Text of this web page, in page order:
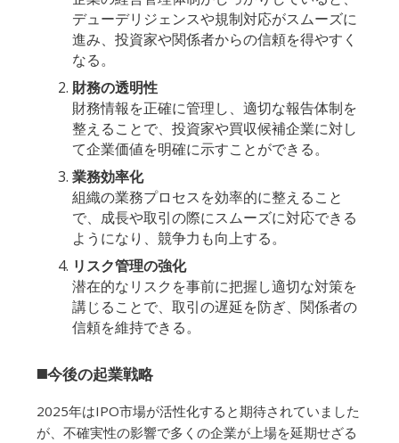
デューデリジェンスや規制対応がスムーズに
進み、投資家や関係者からの信頼を得やすく
なる。
財務の透明性
財務情報を正確に管理し、適切な報告体制を
整えることで、投資家や買収候補企業に対し
て企業価値を明確に示すことができる。
業務効率化
組織の業務プロセスを効率的に整えること
で、成長や取引の際にスムーズに対応できる
ようになり、競争力も向上する。
リスク管理の強化
潜在的なリスクを事前に把握し適切な対策を
講じることで、取引の遅延を防ぎ、関係者の
信頼を維持できる。
◼️今後の起業戦略
2025年はIPO市場が活性化すると期待されていました
が、不確実性の影響で多くの企業が上場を延期せざる